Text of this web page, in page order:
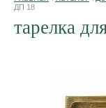
ДП 18
тарелка